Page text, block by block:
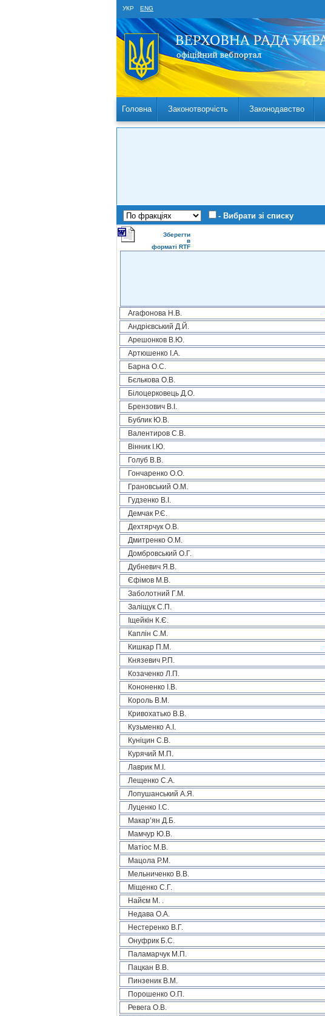
УКР ENG
Головна Законотворчість Законодавство
- Вибрати зі списку
Зберегти
в
форматі RTF
Агафонова Н.В.
Андрієвський Д.Й.
Арешонков В.Ю.
Артюшенко І.А.
Барна О.С.
Бєлькова О.В.
Білоцерковець Д.О.
Брензович В.І.
Бублик Ю.В.
Валентиров С.В.
Вінник І.Ю.
Голуб В.В.
Гончаренко О.О.
Грановський О.М.
Гудзенко В.І.
Демчак Р.Є.
Дехтярчук О.В.
Дмитренко О.М.
Домбровський О.Г.
Дубневич Я.В.
Єфімов М.В.
Заболотний Г.М.
Заліщук С.П.
Іщейкін К.Є.
Каплін С.М.
Кишкар П.М.
Князевич Р.П.
Козаченко Л.П.
Кононенко І.В.
Король В.М.
Кривохатько В.В.
Кузьменко А.І.
Куніцин С.В.
Курячий М.П.
Лаврик М.І.
Лещенко С.А.
Лопушанський А.Я.
Луценко І.С.
Макар’ян Д.Б.
Мамчур Ю.В.
Матіос М.В.
Мацола Р.М.
Мельниченко В.В.
Міщенко С.Г.
Найєм М. .
Недава О.А.
Нестеренко В.Г.
Онуфрик Б.С.
Паламарчук М.П.
Пацкан В.В.
Пинзеник В.М.
Порошенко О.П.
Ревега О.В.